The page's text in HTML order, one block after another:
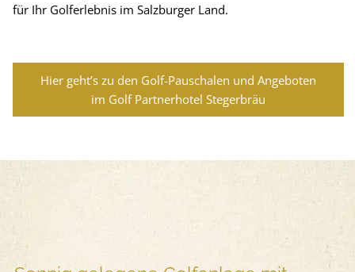
für Ihr Golferlebnis im Salzburger Land.
Hier geht’s zu den Golf-Pauschalen und Angeboten
im Golf Partnerhotel Stegerbräu